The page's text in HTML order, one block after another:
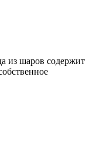
из шаров содержит